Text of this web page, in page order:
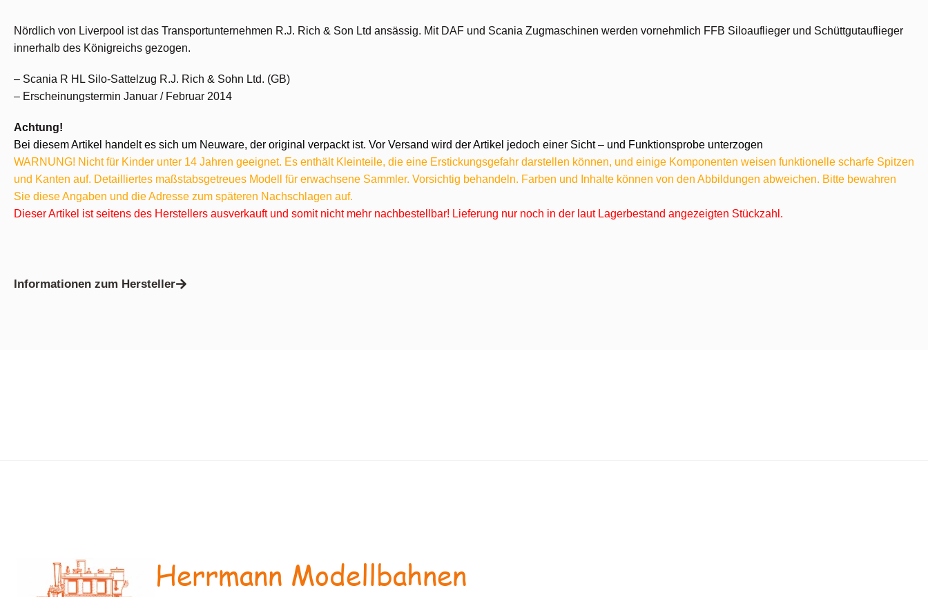
Nördlich von Liverpool ist das Transportunternehmen R.J. Rich & Son Ltd ansässig. Mit DAF und Scania Zugmaschinen werden vornehmlich FFB Siloauflieger und Schüttgutauflieger
innerhalb des Königreichs gezogen.
– Scania R HL Silo-Sattelzug R.J. Rich & Sohn Ltd. (GB)
– Erscheinungstermin Januar / Februar 2014
Achtung!
Bei diesem Artikel handelt es sich um Neuware, der original verpackt ist. Vor Versand wird der Artikel jedoch einer Sicht – und Funktionsprobe unterzogen
WARNUNG! Nicht für Kinder unter 14 Jahren geeignet. Es enthält Kleinteile, die eine Erstickungsgefahr darstellen können, und einige Komponenten weisen funktionelle scharfe Spitzen
und Kanten auf. Detailliertes maßstabsgetreues Modell für erwachsene Sammler. Vorsichtig behandeln. Farben und Inhalte können von den Abbildungen abweichen. Bitte bewahren
Sie diese Angaben und die Adresse zum späteren Nachschlagen auf.
Dieser Artikel ist seitens des Herstellers ausverkauft und somit nicht mehr nachbestellbar! Lieferung nur noch in der laut Lagerbestand angezeigten Stückzahl.
Informationen zum Hersteller
Herrmann Modellbahnen